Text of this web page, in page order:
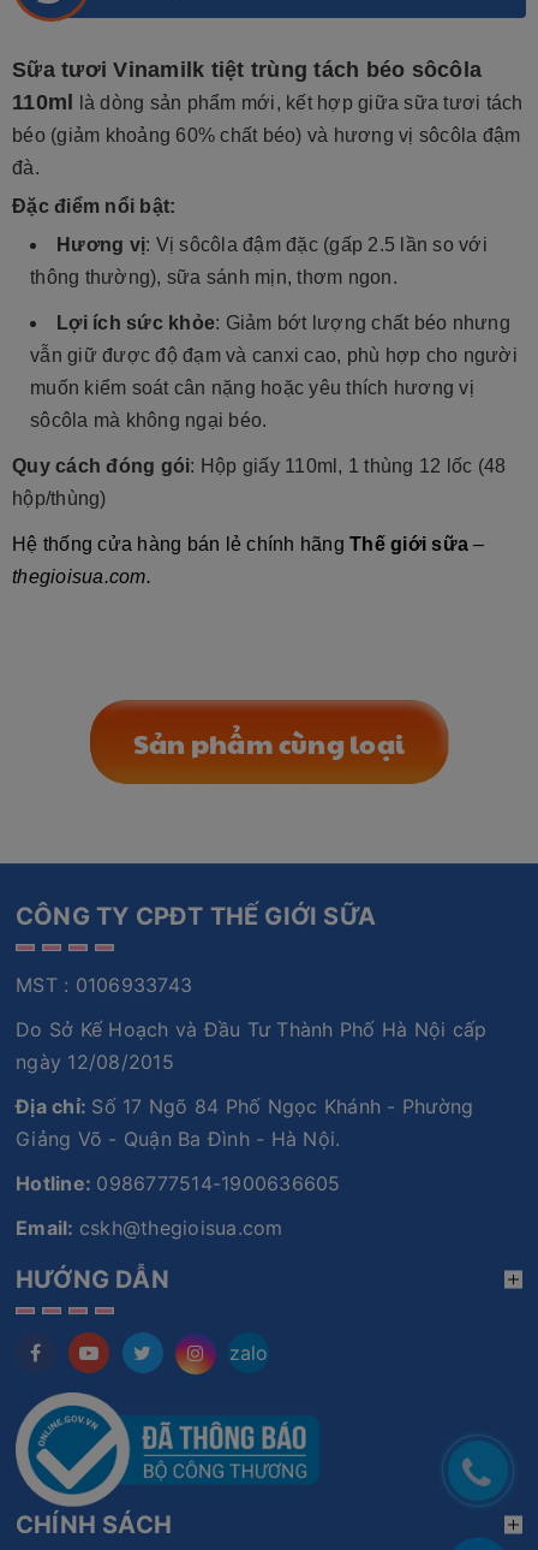
Sữa tươi Vinamilk tiệt trùng tách béo sôcôla
110ml
là dòng sản phẩm mới, kết hợp giữa sữa tươi tách
béo (giảm khoảng 60% chất béo) và hương vị sôcôla đậm
đà.
Đặc điểm nổi bật:
Hương vị: Vị sôcôla đậm đặc (gấp 2.5 lần so với
thông thường), sữa sánh mịn, thơm ngon.
Lợi ích sức khỏe: Giảm bớt lượng chất béo nhưng
vẫn giữ được độ đạm và canxi cao, phù hợp cho người
muốn kiểm soát cân nặng hoặc yêu thích hương vị
sôcôla mà không ngại béo.
Quy cách đóng gói: Hộp giấy 110ml, 1 thùng 12 lốc (48
hộp/thùng)
Hệ thống cửa hàng bán lẻ chính hãng Thế giới sữa–
thegioisua.com.
Sản phẩm cùng loại
CÔNG TY CPĐT THẾ GIỚI SỮA
MST : 0106933743
Do Sở Kế Hoạch và Đầu Tư Thành Phố Hà Nội cấp
ngày 12/08/2015
Địa chỉ: Số 17 Ngõ 84 Phố Ngọc Khánh - Phường
Giảng Võ - Quận Ba Đình - Hà Nội.
Hotline: 0986777514-1900636605
Email: cskh@thegioisua.com
HƯỚNG DẪN
zalo
CHÍNH SÁCH